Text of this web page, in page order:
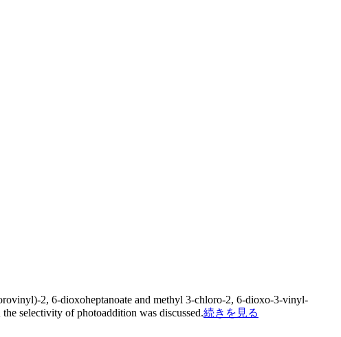
2, 6-dioxoheptanoate and methyl 3-chloro-2, 6-dioxo-3-vinyl-
selectivity of photoaddition was discussed.続きを見る